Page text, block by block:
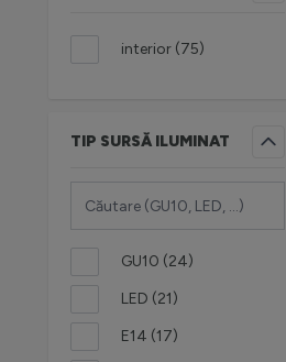
interior (75produse
)
TIP SURSĂ ILUMINAT
GU10 (24produse
)
LED (21produse
)
E14 (17produse
)